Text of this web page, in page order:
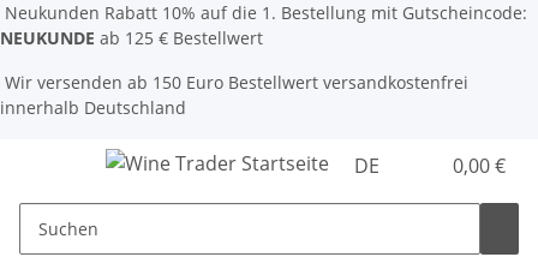
Neukunden Rabatt 10% auf die 1. Bestellung mit Gutscheincode:
NEUKUNDE ab 125 € Bestellwert
Wir versenden ab 150 Euro Bestellwert versandkostenfrei
innerhalb Deutschland
DE 0,00 €